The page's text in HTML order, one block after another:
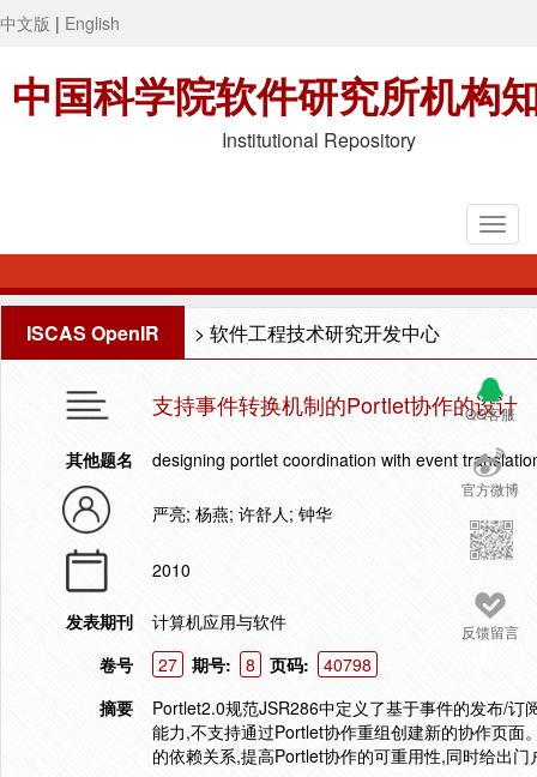
中文版 | English
中国科学院软件研究所机构
Institutional Repository
ISCAS OpenIR > 软件工程技术研究开发中心
QQ客服
官方微博
反馈留言
支持事件转换机制的Portlet协作的设计
其他题名 designing portlet coordination with event
严亮; 杨燕; 许舒人; 钟华
2010
发表期刊
计算机应用与软件
卷号
27 期号: 8 页码:
40798
摘要
Portlet2.0规范JSR286中定义了基于事件的发布/
能力,不支持通过Portlet协作重组创建新的协作页
的依赖关系,提高Portlet协作的可重用性,同时给出